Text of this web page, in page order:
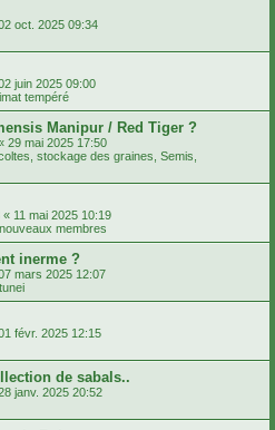
oct. 2025 09:34
juin 2025 09:00
tempéré
Manipur / Red Tiger ?
29 mai 2025 17:50
stockage des graines, Semis,
« 11 mai 2025 10:19
membres
inerme ?
mars 2025 12:07
févr. 2025 12:15
de sabals..
janv. 2025 20:52